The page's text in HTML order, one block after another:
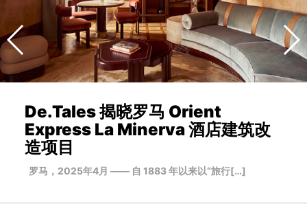
De.Tales 揭晓罗马 Orient
Express La Minerva 酒店建筑改
造项目
罗马，2025年4月 —— 自 1883 年以来以“旅行[…]